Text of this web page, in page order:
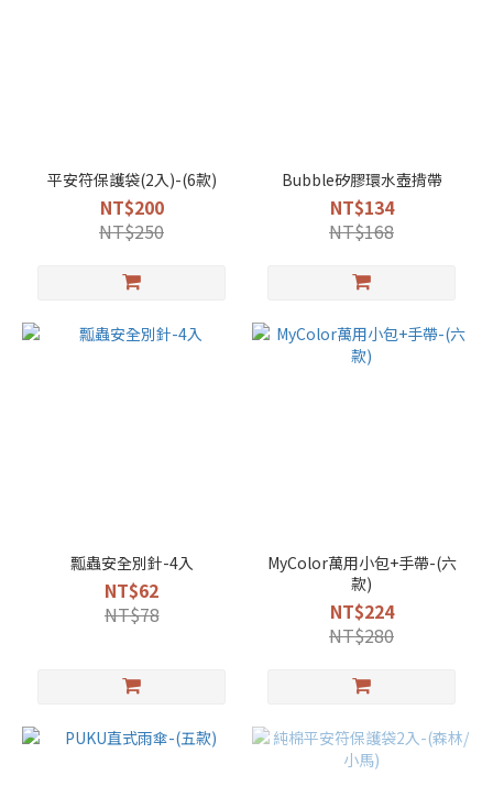
平安符保護袋(2入)-(6款)
NT$200
NT$250
Bubble矽膠環水壺揹帶
NT$134
NT$168
瓢蟲安全別針-4入
NT$62
NT$78
MyColor萬用小包+手帶-(六
款)
NT$224
NT$280